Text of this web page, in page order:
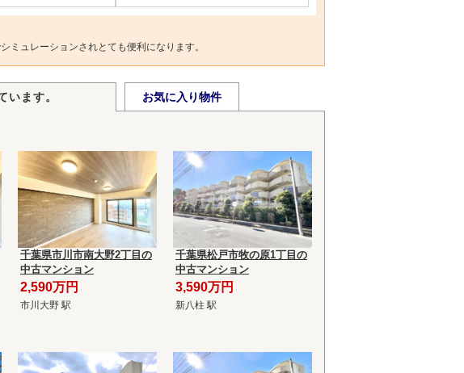
ミュレーションされとても便利になります。
います。 お気に入り物件
千葉県市川市南大野2丁目の
中古マンション
2,590万円
市川大野 駅
千葉県松戸市牧の原1丁目の
中古マンション
3,590万円
新八柱 駅